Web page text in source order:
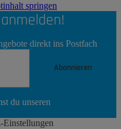
springen
direkt ins Postfach
Abonnieren
du unseren
Einstellungen